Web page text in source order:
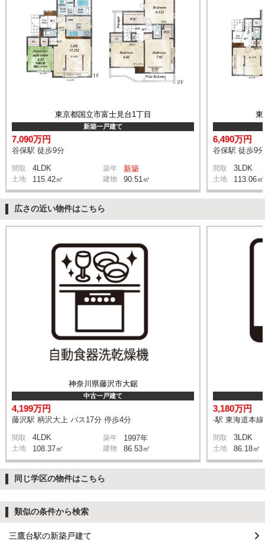
東京都国立市富士見台1丁目
新築一戸建て
7,090万円
谷保駅 徒歩9分
間取 4LDK 築年 新築
土地 115.42㎡ 建物 90.51㎡
東
6,490万円
谷保駅 徒歩9分
間取 3LDK
土地 113.06㎡
広さの近い物件はこちら
神奈川県藤沢市大鋸
中古一戸建て
4,199万円
藤沢駅 柄沢大上 バス17分 停歩4分
間取 4LDK 築年 1997年
土地 108.37㎡ 建物 86.53㎡
3,180万円
-駅 東海道本
間取 3LDK
土地 86.18㎡
同じ学区の物件はこちら
類似の条件から検索
三鷹台駅の新築戸建て